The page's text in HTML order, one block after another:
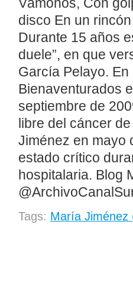
Vámonos, Con
disco En un
Durante 15 años
duele”, en que
García Pelayo.
Bienaventurados
septiembre de
libre del cáncer
Jiménez en mayo
estado crítico
hospitalaria. Blog
Tags: María Jiménez